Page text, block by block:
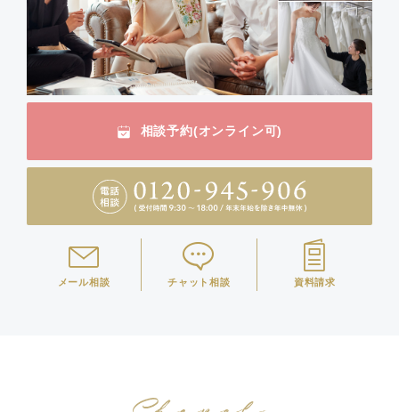
相談予約(オンライン可)
メール相談 チャット相談 資料請求